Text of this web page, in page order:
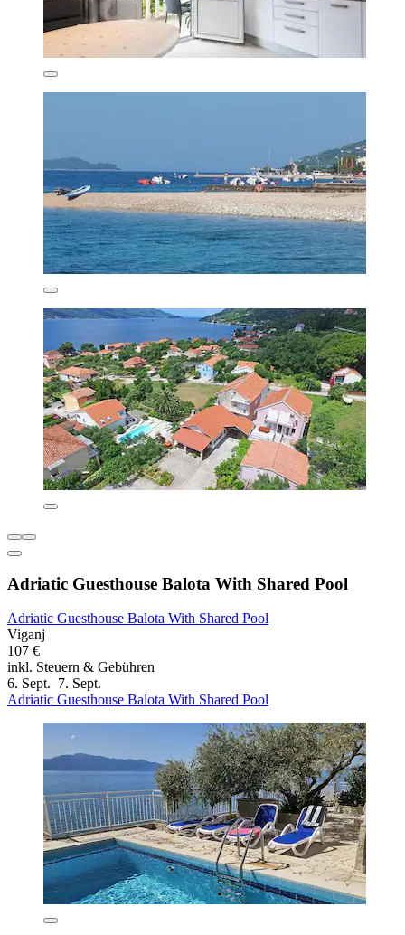
Adriatic Guesthouse Balota With Shared Pool
Adriatic Guesthouse Balota With Shared Pool
Viganj
107 €
inkl. Steuern & Gebühren
6. Sept.–7. Sept.
Adriatic Guesthouse Balota With Shared Pool